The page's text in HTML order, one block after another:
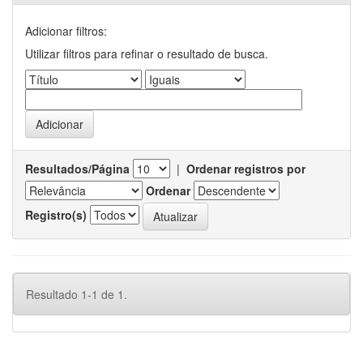
Adicionar filtros:
Utilizar filtros para refinar o resultado de busca.
Resultados/Página | Ordenar registros por
Ordenar
Registro(s)
Resultado 1-1 de 1.